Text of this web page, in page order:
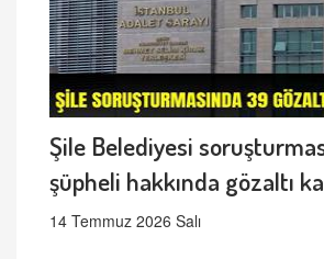
Şile Belediyesi
şüpheli hakkında gözaltı
14 Temmuz 2026 Salı